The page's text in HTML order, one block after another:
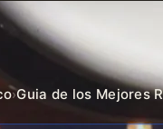
›Guia de los Mejores